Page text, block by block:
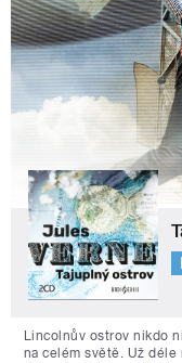
Lincolnův ostrov nikdo
na celém světě. Už